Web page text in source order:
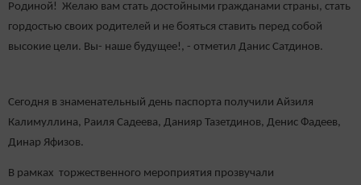
Родиной! Желаю вам стать достойными гражданами страны, стать
гордостью своих родителей и не бояться ставить перед собой
высокие цели. Вы- наше будущее!, - отметил Данис Сатдинов.
Сегодня в знаменательный день паспорта получили Айзиля
Калимуллина, Раиля Садеева, Данияр Тазетдинов, Денис Фадеев,
Динар Яфизов.
В рамках торжественного мероприятия прозвучали